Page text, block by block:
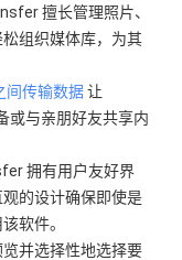
擅长管理照片、
组织媒体库，为其
间传输数据让
或与亲朋好友共享内
拥有用户友好界
的设计确保即使是
软件。
并选择性地选择要